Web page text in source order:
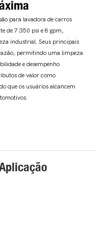
para lavadora de carros
de 7.350 psi e 8 gpm,
industrial. Seus principais
permitindo uma limpeza
e desempenho
de valor como
que os usuários alcancem